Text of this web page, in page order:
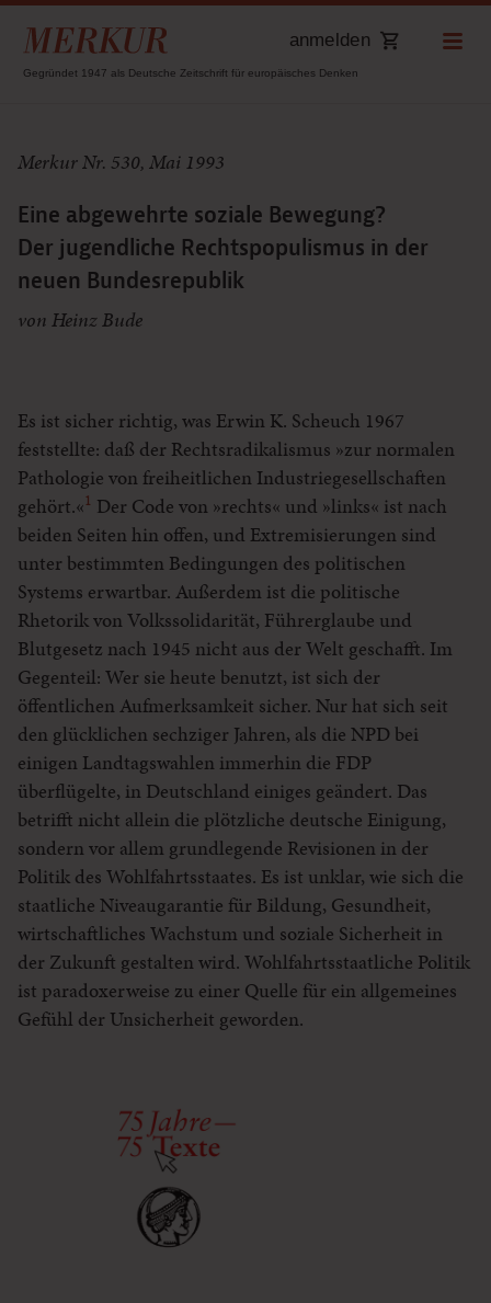
Gegründet 1947 als Deutsche Zeitschrift für europäisches Denken
anmelden
Merkur Nr. 530, Mai 1993
Eine abgewehrte soziale Bewegung?
Der jugendliche Rechtspopulismus in der
neuen Bundesrepublik
von Heinz Bude
Es ist sicher richtig, was Erwin K. Scheuch 1967
feststellte: daß der Rechtsradikalismus »zur normalen
Pathologie von freiheitlichen Industriegesellschaften
gehört.«1 Der Code von »rechts« und »links« ist nach
beiden Seiten hin offen, und Extremisierungen sind
unter bestimmten Bedingungen des politischen
Systems erwartbar. Außerdem ist die politische
Rhetorik von Volkssolidarität, Führerglaube und
Blutgesetz nach 1945 nicht aus der Welt geschafft. Im
Gegenteil: Wer sie heute benutzt, ist sich der
öffentlichen Aufmerksamkeit sicher. Nur hat sich seit
den glücklichen sechziger Jahren, als die NPD bei
einigen Landtagswahlen immerhin die FDP
überflügelte, in Deutschland einiges geändert. Das
betrifft nicht allein die plötzliche deutsche Einigung,
sondern vor allem grundlegende Revisionen in der
Politik des Wohlfahrtsstaates. Es ist unklar, wie sich die
staatliche Niveaugarantie für Bildung, Gesundheit,
wirtschaftliches Wachstum und soziale Sicherheit in
der Zukunft gestalten wird. Wohlfahrtsstaatliche Politik
ist paradoxerweise zu einer Quelle für ein allgemeines
Gefühl der Unsicherheit geworden.